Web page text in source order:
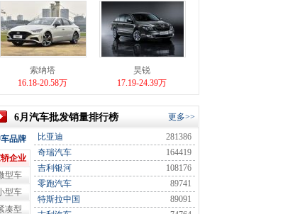
索纳塔
16.18-20.58万
昊锐
17.19-24.39万
6月汽车批发销量排行榜 更多>>
品牌
企业
型车
型车
凑型
比亚迪
281386
奇瑞汽车
164419
吉利银河
108176
零跑汽车
89741
特斯拉中国
89091